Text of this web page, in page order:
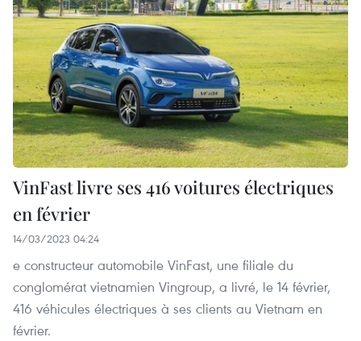
VinFast livre ses 416 voitures électriques
en février
14/03/2023 04:24
e constructeur automobile VinFast, une filiale du
conglomérat vietnamien Vingroup, a livré, le 14 février,
416 véhicules électriques à ses clients au Vietnam en
février.